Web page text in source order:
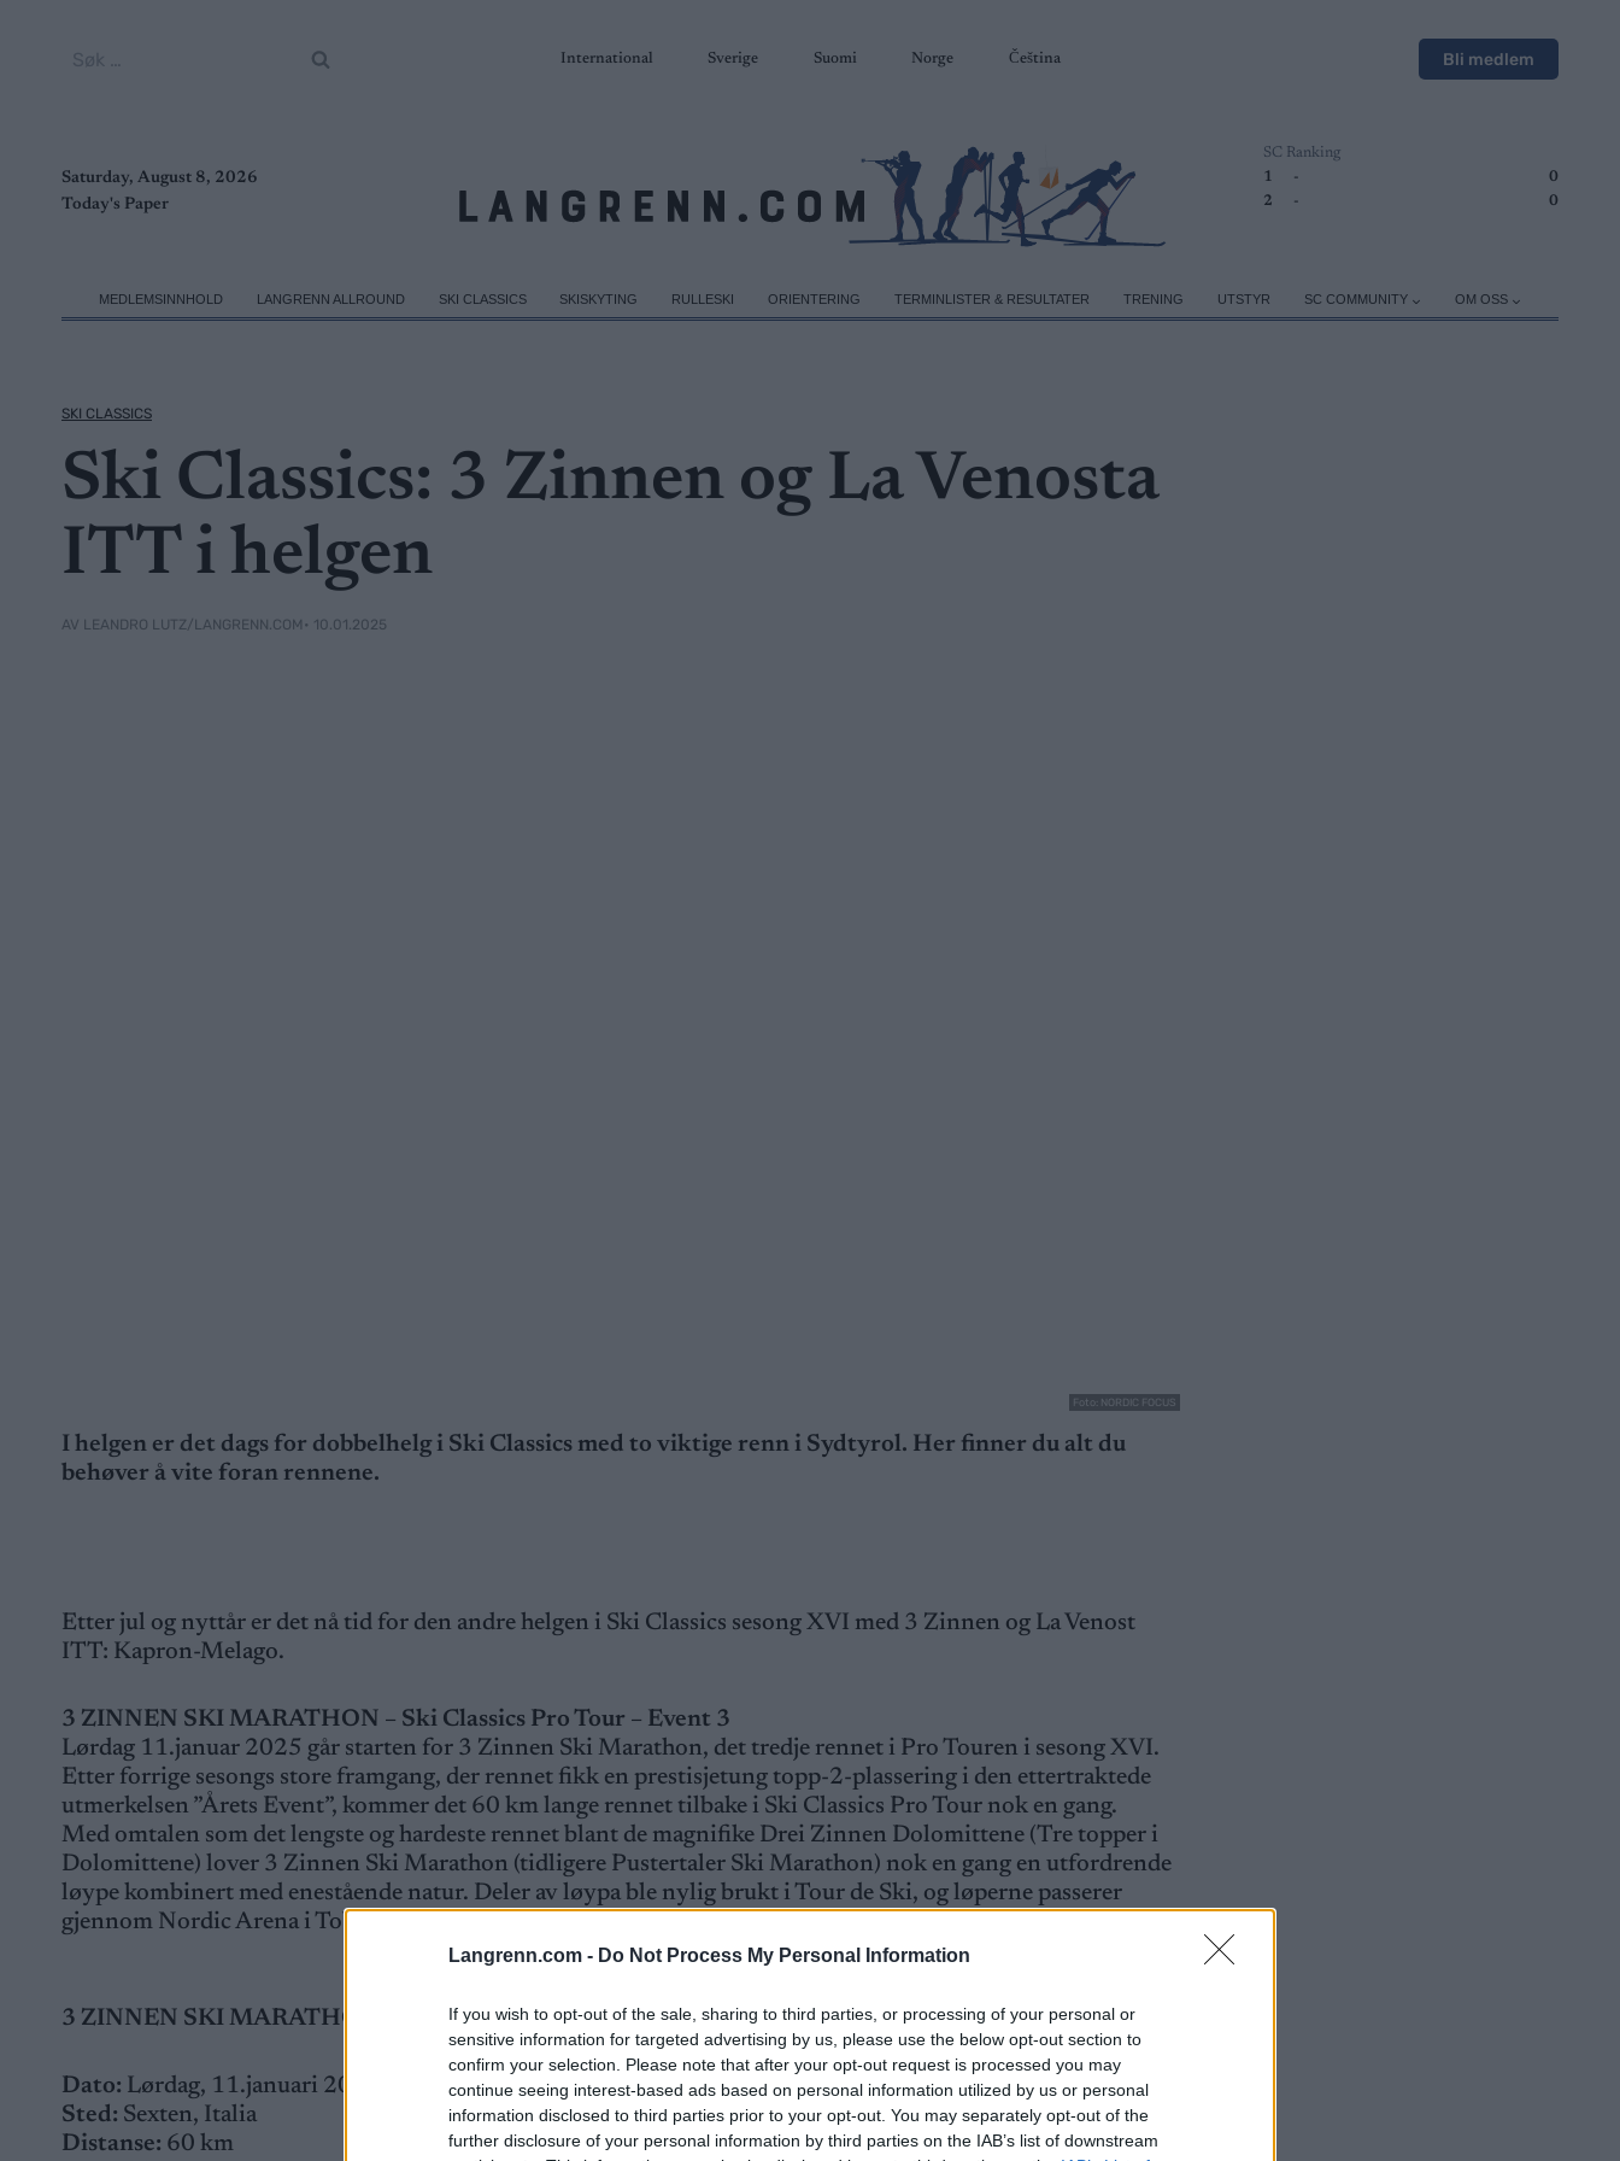
Langrenn.com - Do Not Process My Personal Information
If you wish to opt-out of the sale, sharing to third parties, or processing of your personal or
sensitive information for targeted advertising by us, please use the below opt-out section to
confirm your selection. Please note that after your opt-out request is processed you may
continue seeing interest-based ads based on personal information utilized by us or personal
information disclosed to third parties prior to your opt-out. You may separately opt-out of the
further disclosure of your personal information by third parties on the IAB’s list of downstream
International Sverige Suomi Norge Čeština Bli medlem
Saturday, August 8, 2026
Today's Paper
SC Ranking
1
-
0
2
- 0
MEDLEMSINNHOLD LANGRENN ALLROUND SKI CLASSICS SKISKYTING RULLESKI ORIENTERING TERMINLISTER & RESULTATER TRENING UTSTYR SC COMMUNITY OM OSS
SKI CLASSICS
Ski Classics: 3 Zinnen og La Venosta
ITT i helgen
AV LEANDRO LUTZ/LANGRENN.COM • 10.01.2025
Foto: NORDIC FOCUS
I helgen er det dags for dobbelhelg i Ski Classics med to viktige renn i Sydtyrol. Her finner du alt du
behøver å vite foran rennene.
Etter jul og nyttår er det nå tid for den andre helgen i Ski Classics sesong XVI med 3 Zinnen og La Venost
ITT: Kapron-Melago.
3 ZINNEN SKI MARATHON – Ski Classics Pro Tour – Event 3
Lørdag 11.januar 2025 går starten for 3 Zinnen Ski Marathon, det tredje rennet i Pro Touren i sesong XVI.
Etter forrige sesongs store framgang, der rennet fikk en prestisjetung topp-2-plassering i den ettertraktede
utmerkelsen ”Årets Event”, kommer det 60 km lange rennet tilbake i Ski Classics Pro Tour nok en gang.
Med omtalen som det lengste og hardeste rennet blant de magnifike Drei Zinnen Dolomittene (Tre topper i
Dolomittene) lover 3 Zinnen Ski Marathon (tidligere Pustertaler Ski Marathon) nok en gang en utfordrende
løype kombinert med enestående natur. Deler av løypa ble nylig brukt i Tour de Ski, og løperne passerer
gjennom Nordic Arena i Toblach der verdenscupen ofte avgjøres.
3 ZINNEN SKI MARATHON
Dato: Lørdag, 11.januari 2025
Sted: Sexten, Italia
Distanse: 60 km